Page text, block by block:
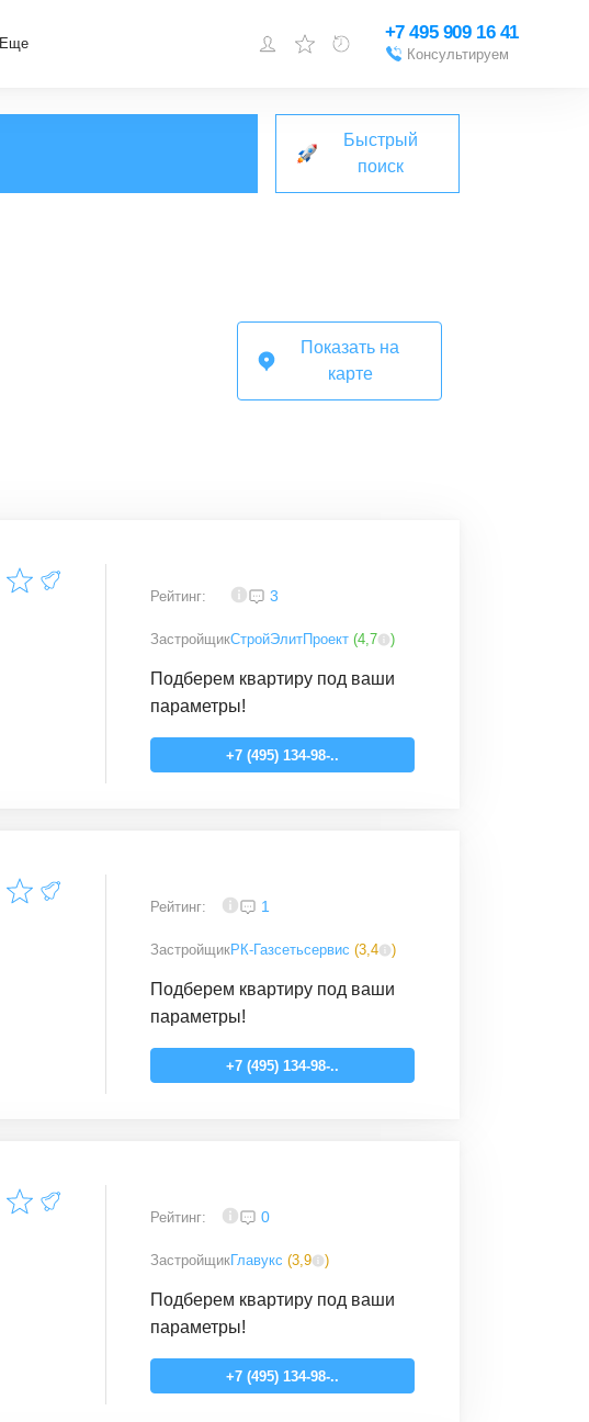
Еще
зарегистрироваться
Добавить объект
+7 495 909 16 41
Консультируем
Быстрый
поиск
Показать на
карте
Рейтинг: 3
ЗастройщикСтройЭлитПроект (4,7 )
Подберем квартиру под ваши
параметры!
+7 (495) 134-98-..
Рейтинг: 1
ЗастройщикРК-Газсетьсервис (3,4 )
Подберем квартиру под ваши
параметры!
+7 (495) 134-98-..
Рейтинг: 0
ЗастройщикГлавукс (3,9 )
Подберем квартиру под ваши
параметры!
+7 (495) 134-98-..